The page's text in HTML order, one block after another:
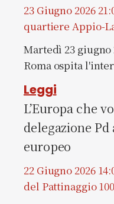
23 Giugno 2026
quartiere Appio-
Martedì 23 giugno
Roma ospita
Leggi
L’Europa che
delegazione
europeo
22 Giugno 2026
del Pattinaggio